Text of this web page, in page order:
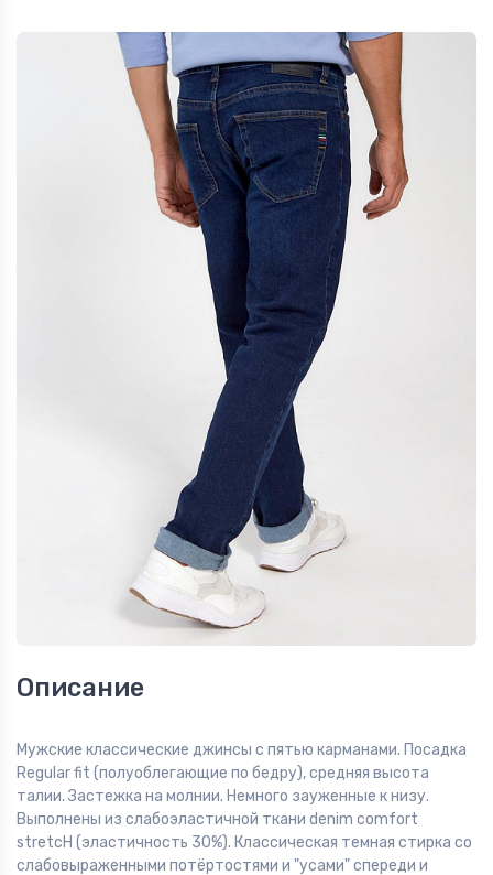
Описание
Мужские классические джинсы с пятью карманами. Посадка
Regular fit (полуоблегающие по бедру), средняя высота
талии. Застежка на молнии. Немного зауженные к низу.
Выполнены из слабоэластичной ткани denim comfort
stretcH (эластичность 30%). Классическая темная стирка со
слабовыраженными потёртостями и "усами" спереди и